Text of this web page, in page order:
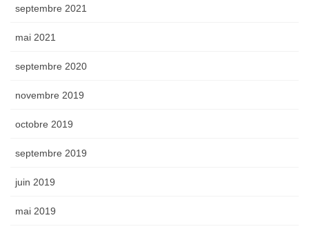
septembre 2021
mai 2021
septembre 2020
novembre 2019
octobre 2019
septembre 2019
juin 2019
mai 2019